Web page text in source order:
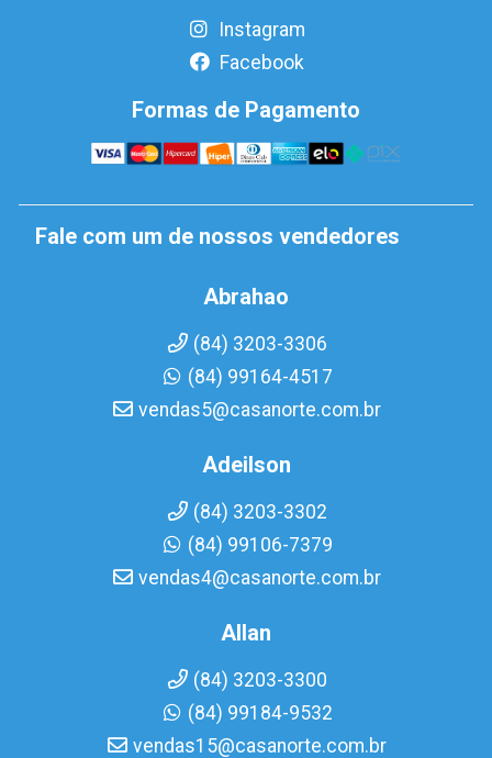
Instagram
Facebook
Formas de Pagamento
Fale com um de nossos vendedores
Abrahao
(84) 3203-3306
(84) 99164-4517
vendas5@casanorte.com.br
Adeilson
(84) 3203-3302
(84) 99106-7379
vendas4@casanorte.com.br
Allan
(84) 3203-3300
(84) 99184-9532
vendas15@casanorte.com.br